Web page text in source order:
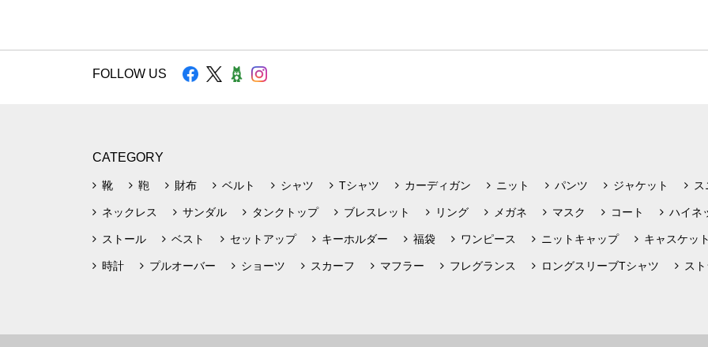
FOLLOW US
CATEGORY
靴 鞄 財布 ベルト シャツ Tシャツ カーディガン ニット パンツ ジャケット
ネックレス サンダル タンクトップ ブレスレット リング メガネ マスク コート ハイネ
ストール ベスト セットアップ キーホルダー 福袋 ワンピース ニットキャップ キャスケッ
時計 プルオーバー ショーツ スカーフ マフラー フレグランス ロングスリーブTシャツ ス